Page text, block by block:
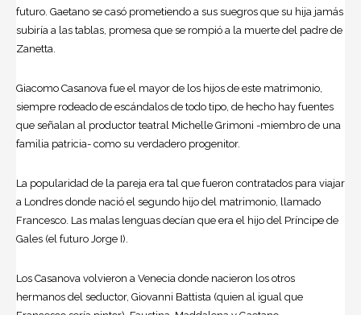
futuro. Gaetano se casó prometiendo a sus suegros que su hija jamás
subiría a las tablas, promesa que se rompió a la muerte del padre de
Zanetta.
Giacomo Casanova fue el mayor de los hijos de este matrimonio,
siempre rodeado de escándalos de todo tipo, de hecho hay fuentes
que señalan al productor teatral Michelle Grimoni -miembro de una
familia patricia- como su verdadero progenitor.
La popularidad de la pareja era tal que fueron contratados para viajar
a Londres donde nació el segundo hijo del matrimonio, llamado
Francesco. Las malas lenguas decían que era el hijo del Príncipe de
Gales (el futuro Jorge I).
Los Casanova volvieron a Venecia donde nacieron los otros
hermanos del seductor, Giovanni Battista (quien al igual que